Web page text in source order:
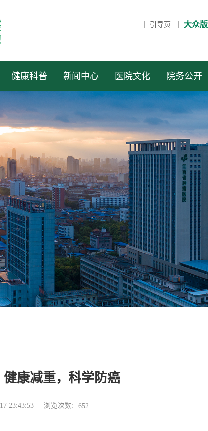
引导页 大众版
健康科普 新闻中心 医院文化 院务公开
康减重，科学防癌
23:43:53 浏览次数: 652